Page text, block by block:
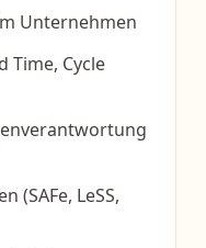
Unternehmen
Time, Cycle
(SAFe, LeSS,